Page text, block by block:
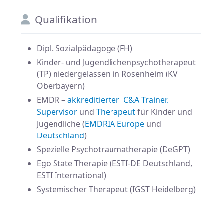
Qualifikation
Dipl. Sozialpädagoge (FH)
Kinder- und Jugendlichenpsychotherapeut
(TP) niedergelassen in Rosenheim (KV
Oberbayern)
EMDR –akkreditierter C&A Trainer,
Supervisor und Therapeutfür Kinder und
Jugendliche (EMDRIA Europe und
Deutschland)
Spezielle Psychotraumatherapie (DeGPT)
Ego State Therapie (ESTI-DE Deutschland,
ESTI International)
Systemischer Therapeut (IGST Heidelberg)